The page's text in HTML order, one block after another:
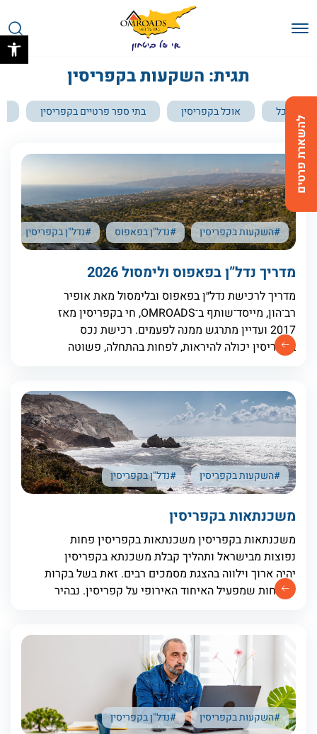
תגית: השקעות בקפריסין
הכל אוכל בקפריסין בתי ספר פרטיים בקפריסין
#השקעות בקפריסין #נדל"ן בפאפוס #נדל"ן בקפריסין
מדריך נדל”ן בפאפוס ולימסול 2026
מדריך לרכישת נדל״ן בפאפוס ובלימסול מאת אופיר
רב־הון, מייסד־שותף ב־OMROADS, חי בקפריסין מאז
2017 ועדיין מתרגש ממנה לפעמים. רכישת נכס
בקפריסין יכולה להיראות, לפחות בהתחלה, פשוטה
#השקעות בקפריסין #נדל"ן בקפריסין
משכנתאות בקפריסין
משכנתאות בקפריסין משכנתאות בקפריסין פחות
נפוצות מבישראל ותהליך קבלת משכנתא בקפריסין
יהיה ארוך וילווה בהצגת מסמכים רבים. זאת בשל בקרות
קשוחות שמפעיל האיחוד האירופי על קפריסין. נבהיר
#השקעות בקפריסין #נדל"ן בקפריסין
להשארת פרטים